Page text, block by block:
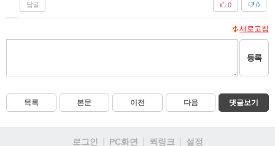
답글 0
0
새로고침
등록
목록 본문 이전 다음 댓글보기
로그인 PC화면 퀵링크
설정